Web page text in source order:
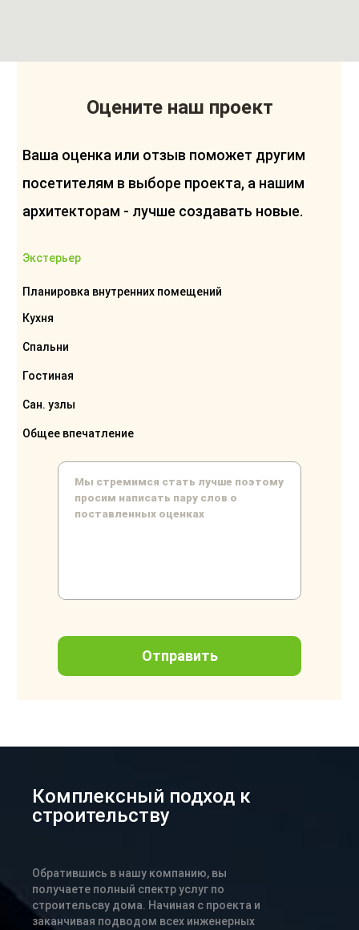
Оцените наш проект
Ваша оценка или отзыв поможет другим
посетителям в выборе проекта, а нашим
архитекторам - лучше создавать новые.
Экстерьер
Планировка внутренних помещений
Кухня
Спальни
Гостиная
Сан. узлы
Общее впечатление
Комплексный подход к
строительству
Обратившись в нашу компанию, вы
получаете полный спектр услуг по
строительсву дома. Начиная с проекта и
заканчивая подводом всех инженерных